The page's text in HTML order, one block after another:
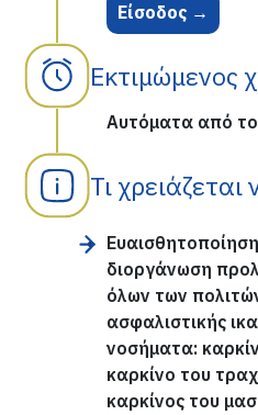
Είσοδος →
Εκτιμώμενος
Αυτόματα από
Τι
διοργάνωση
όλων των
ασφαλιστικής
νοσήματα:
καρκίνο του
καρκίνος του